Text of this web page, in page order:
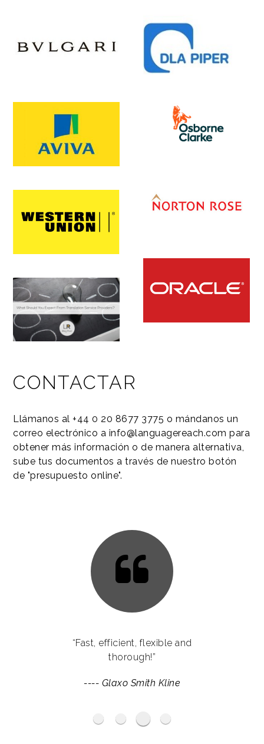
CONTACTAR
Llámanos al +44 0 20 8677 3775 o mándanos un
correo electrónico a info@languagereach.com para
obtener más información o de manera alternativa,
sube tus documentos a través de nuestro botón
de "presupuesto online".
BP
Haymarket Media Group
“Fast, efficient, flexible and
thorough!”
---- Glaxo Smith Kline